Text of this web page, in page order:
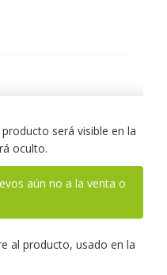
producto será visible en la
oculto.
aún no a la venta o
al producto, usado en la